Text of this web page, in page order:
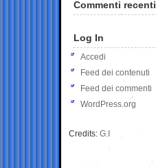
Commenti recenti
Log In
Accedi
Feed dei contenuti
Feed dei commenti
WordPress.org
Credits: G.I